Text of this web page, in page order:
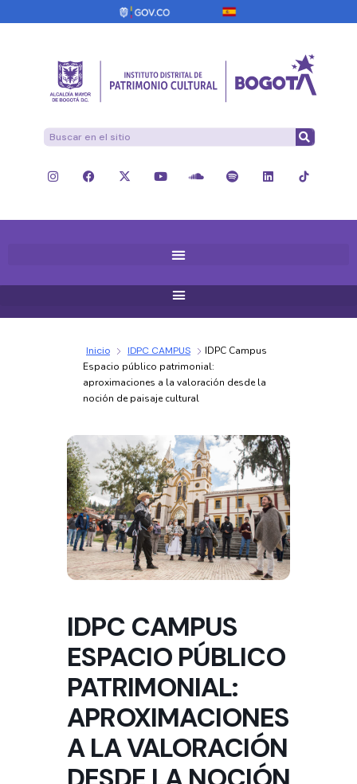
Inicio IDPC CAMPUS
IDPC Campus
Espacio público patrimonial:
aproximaciones a la valoración desde la
noción de paisaje cultural
IDPC CAMPUS
ESPACIO PÚBLICO
PATRIMONIAL:
APROXIMACIONES
A LA VALORACIÓN